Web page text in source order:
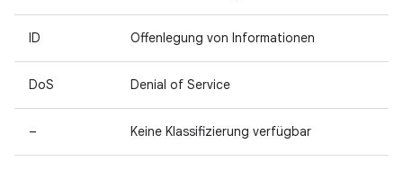
ID Offenlegung von Informationen
DoS Denial of Service
– Keine Klassifizierung verfügbar